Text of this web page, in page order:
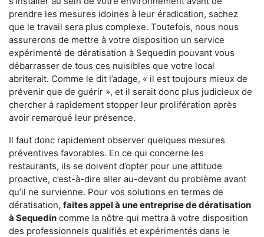
prendre les mesures idoines à leur éradication, sachez
que le travail sera plus complexe. Toutefois, nous nous
assurerons de mettre à votre disposition un service
expérimenté de dératisation à Sequedin pouvant vous
débarrasser de tous ces nuisibles que votre local
abriterait. Comme le dit l’adage, « il est toujours mieux de
prévenir que de guérir », et il serait donc plus judicieux de
chercher à rapidement stopper leur prolifération après
avoir remarqué leur présence.
Il faut donc rapidement observer quelques mesures
préventives favorables. En ce qui concerne les
restaurants, ils se doivent d’opter pour une attitude
proactive, c’est-à-dire aller au-devant du problème avant
qu’il ne survienne. Pour vos solutions en termes de
dératisation, faites appel à une entreprise de dératisation
à Sequedin comme la nôtre qui mettra à votre disposition
des professionnels qualifiés et expérimentés dans le